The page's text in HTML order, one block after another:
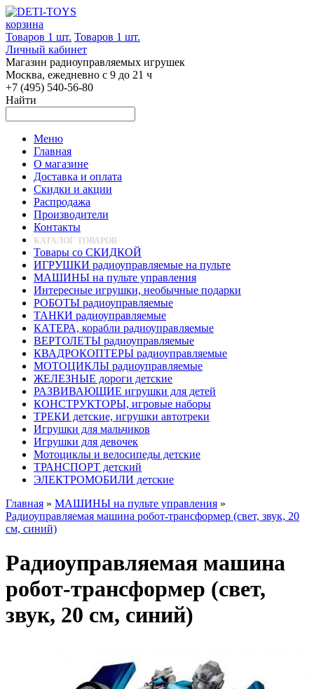
корзина
Товаров 1 шт. Товаров 1 шт.
Личный кабинет
Магазин радиоуправляемых игрушек
Москва, ежедневно с 9 до 21 ч
+7 (495) 540-56-80
Найти
Меню
Главная
О магазине
Доставка и оплата
Скидки и акции
Распродажа
Производители
Контакты
КАТАЛОГ ТОВАРОВ
Товары со СКИДКОЙ
ИГРУШКИ радиоуправляемые на пульте
МАШИНЫ на пульте управления
Интересные игрушки, необычные подарки
РОБОТЫ радиоуправляемые
ТАНКИ радиоуправляемые
КАТЕРА, корабли радиоуправляемые
ВЕРТОЛЕТЫ радиоуправляемые
КВАДРОКОПТЕРЫ радиоуправляемые
МОТОЦИКЛЫ радиоуправляемые
ЖЕЛЕЗНЫЕ дороги детские
РАЗВИВАЮЩИЕ игрушки для детей
КОНСТРУКТОРЫ, игровые наборы
ТРЕКИ детские, игрушки автотреки
Игрушки для мальчиков
Игрушки для девочек
Мотоциклы и велосипеды детские
ТРАНСПОРТ детский
ЭЛЕКТРОМОБИЛИ детские
Главная » МАШИНЫ на пульте управления »
Радиоуправляемая машина робот-трансформер (свет, звук, 20
см, синий)
Радиоуправляемая машина
робот-трансформер (свет,
звук, 20 см, синий)